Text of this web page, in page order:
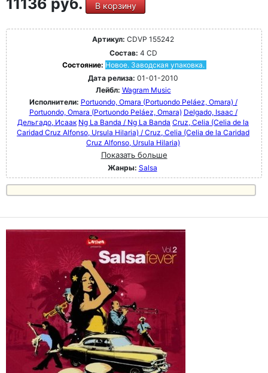
В корзину
Артикул: CDVP 155242
Состав: 4 CD
Состояние: Новое. Заводская упаковка.
Дата релиза: 01-01-2010
Лейбл: Wagram Music
Исполнители: Portuondo, Omara (Portuondo Peláez, Omara) /
Portuondo, Omara (Portuondo Peláez, Omara) Delgado, Isaac /
Дельгадо, Исаак Ng La Banda / Ng La Banda Cruz, Celia (Celia de la
Caridad Cruz Alfonso, Ursula Hilaria) / Cruz, Celia (Celia de la Caridad
Cruz Alfonso, Ursula Hilaria)
Показать больше
Жанры: Salsa